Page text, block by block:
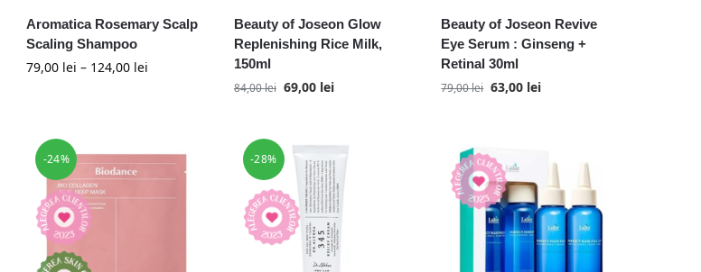
Aromatica Rosemary Scalp
Scaling Shampoo
79,00 lei – 124,00 lei
Beauty of Joseon Glow
Replenishing Rice Milk,
150ml
84,00lei 69,00 lei
Beauty of Joseon Revive
Eye Serum : Ginseng +
Retinal 30ml
79,00lei 63,00 lei
-24% -28%